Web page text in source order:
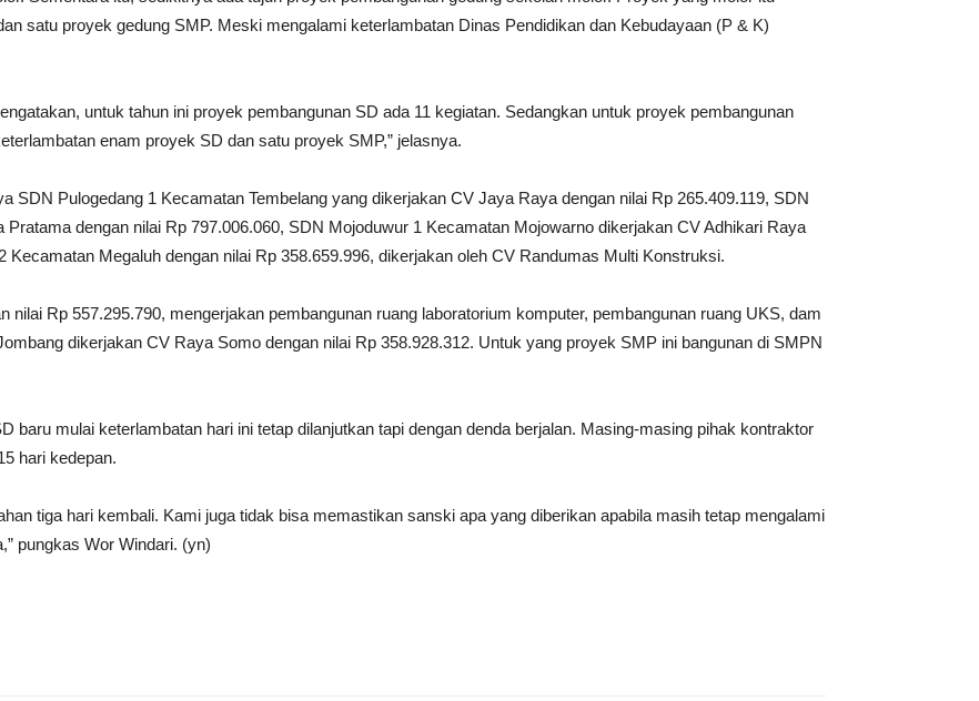
satu proyek gedung SMP. Meski mengalami keterlambatan Dinas Pendidikan dan Kebudayaan (P & K)
untuk tahun ini proyek pembangunan SD ada 11 kegiatan. Sedangkan untuk proyek pembangunan
enam proyek SD dan satu proyek SMP,” jelasnya.
SDN Pulogedang 1 Kecamatan Tembelang yang dikerjakan CV Jaya Raya dengan nilai Rp 265.409.119, SDN
dengan nilai Rp 797.006.060, SDN Mojoduwur 1 Kecamatan Mojowarno dikerjakan CV Adhikari Raya
Kecamatan Megaluh dengan nilai Rp 358.659.996, dikerjakan oleh CV Randumas Multi Konstruksi.
nilai Rp 557.295.790, mengerjakan pembangunan ruang laboratorium komputer, pembangunan ruang UKS, dam
dikerjakan CV Raya Somo dengan nilai Rp 358.928.312. Untuk yang proyek SMP ini bangunan di SMPN
baru mulai keterlambatan hari ini tetap dilanjutkan tapi dengan denda berjalan. Masing-masing pihak kontraktor
hari kedepan.
tiga hari kembali. Kami juga tidak bisa memastikan sanski apa yang diberikan apabila masih tetap mengalami
pungkas Wor Windari. (yn)